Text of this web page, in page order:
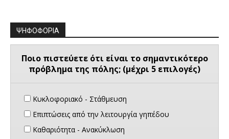
ΨΗΦΟΦΟΡΙΑ
Ποιο πιστεύετε ότι είναι το σημαντικότερο
πρόβλημα της πόλης; (μέχρι 5 επιλογές)
Κυκλοφοριακό - Στάθμευση
Επιπτώσεις από την λειτουργία γηπέδου
Καθαριότητα - Ανακύκλωση